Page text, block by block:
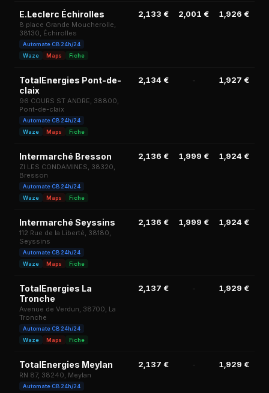
E.Leclerc Échirolles
8 place Grande Moucherolle,
38130, Échirolles
Automate CB 24h/24
Waze
Maps Fiche
2,133 € 2,001 € 1,926 €
TotalEnergies Pont-de-
claix
96 COURS ST ANDRE, 38800,
Pont-de-claix
Automate CB 24h/24
Waze
Maps Fiche
2,134 € - 1,927 €
Intermarché Bresson
ZI LES CONDAMINES, 38320,
Bresson
Automate CB 24h/24
Waze
Maps Fiche
2,136 € 1,999 € 1,924 €
Intermarché Seyssins
112 Rue de la Liberté, 38180,
Seyssins
Automate CB 24h/24
Waze
Maps Fiche
2,136 € 1,999 € 1,924 €
TotalEnergies La
Tronche
Avenue de Verdun, 38700, La
Tronche
Automate CB 24h/24
Waze
Maps Fiche
2,137 € - 1,929 €
TotalEnergies Meylan
RN 87, 38240, Meylan
Automate CB 24h/24
2,137 € - 1,929 €